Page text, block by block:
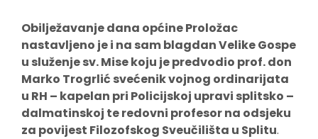
Obilježavanje dana općine Proložac
nastavljeno je i na sam blagdan Velike Gospe
u služenje sv. Mise koju je predvodio prof. don
Marko Trogrlić svećenik vojnog ordinarijata
u RH – kapelan pri Policijskoj upravi splitsko –
dalmatinskoj te redovni profesor na odsjeku
za povijest Filozofskog Sveučilišta u Splitu.